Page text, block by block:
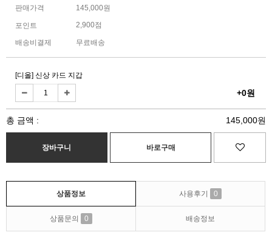
판매가격
145,000원
포인트 2,900점
배송비결제 무료배송
[디올] 신상 카드 지갑
+0원
총 금액 : 145,000원
상품정보 사용후기 0
상품문의 0 배송정보